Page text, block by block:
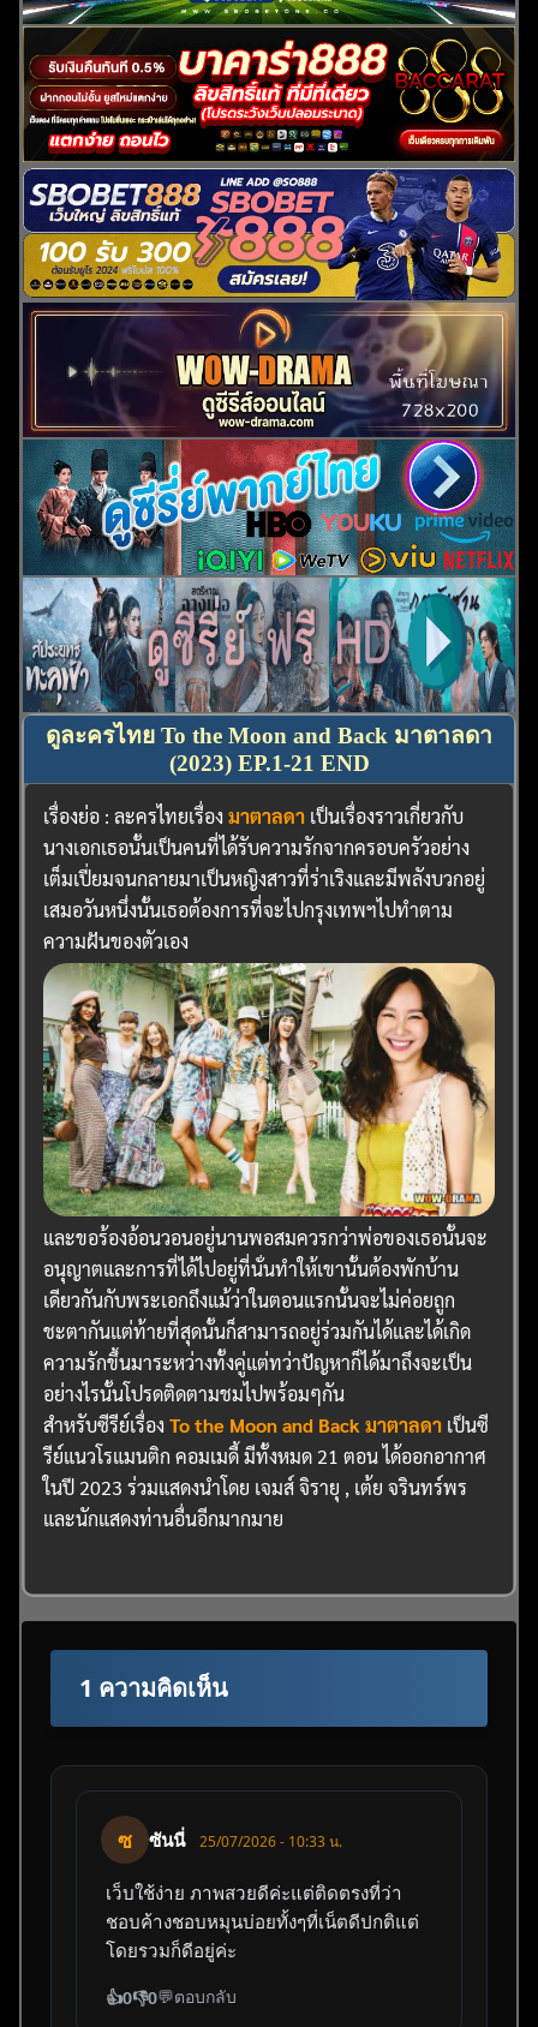
ค้นหา
สำหรับ:
ดูละครไทย To the Moon and Back มาตาลดา
(2023) EP.1-21 END
เรื่องย่อ : ละครไทยเรื่องมาตาลดา เป็นเรื่องราวเกี่ยวกับ
นางเอกเธอนั้นเป็นคนที่ได้รับความรักจากครอบครัวอย่าง
เต็มเปี่ยมจนกลายมาเป็นหญิงสาวที่ร่าเริงและมีพลังบวกอยู่
เสมอวันหนึ่งนั้นเธอต้องการที่จะไปกรุงเทพฯไปทำตาม
ความฝันของตัวเอง
และขอร้องอ้อนวอนอยู่นานพอสมควรกว่าพ่อของเธอนั้นจะ
อนุญาตและการที่ได้ไปอยู่ที่นั่นทำให้เขานั้นต้องพักบ้าน
เดียวกันกับพระเอกถึงแม้ว่าในตอนแรกนั้นจะไม่ค่อยถูก
ชะตากันแต่ท้ายที่สุดนั้นก็สามารถอยู่ร่วมกันได้และได้เกิด
ความรักขึ้นมาระหว่างทั้งคู่แต่ทว่าปัญหาก็ได้มาถึงจะเป็น
อย่างไรนั้นโปรดติดตามชมไปพร้อมๆกัน
สำหรับซีรีย์เรื่องTo the Moon and Back มาตาลดา เป็นซี
รีย์แนวโรแมนติก คอมเมดี้ มีทั้งหมด 21 ตอน ได้ออกอากาศ
ในปี 2023 ร่วมแสดงนำโดย เจมส์ จิรายุ , เต้ย จรินทร์พร
และนักแสดงท่านอื่นอีกมากมาย
1 ความคิดเห็น
ซ ซันนี่ 25/07/2026 - 10:33 น.
เว็บใช้ง่าย ภาพสวยดีค่ะแต่ติดตรงที่ว่า
ชอบค้างชอบหมุนบ่อยทั้งๆที่เน็ตดีปกติแต่
โดยรวมก็ดีอยู่ค่ะ
👍0👎0💬ตอบกลับ